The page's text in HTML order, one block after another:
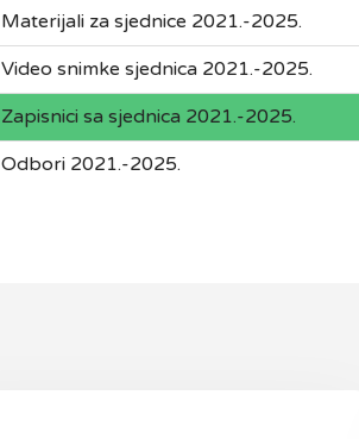
Materijali za sjednice 2021.-2025.
Video snimke sjednica 2021.-2025.
Zapisnici sa sjednica 2021.-2025.
Odbori 2021.-2025.